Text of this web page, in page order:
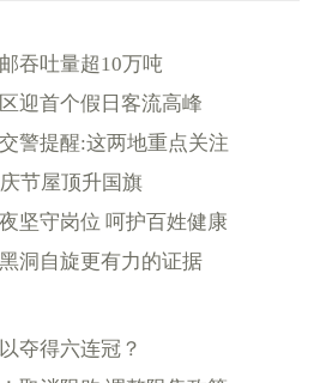
吞吐量超10万吨
迎首个假日客流高峰
警提醒:这两地重点关注
节屋顶升国旗
坚守岗位 呵护百姓健康
洞自旋更有力的证据
夺得六连冠？